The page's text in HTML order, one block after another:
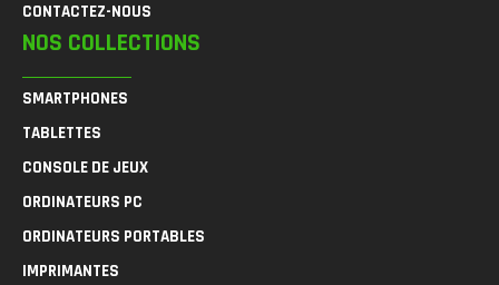
CONTACTEZ-NOUS
NOS COLLECTIONS
SMARTPHONES
TABLETTES
CONSOLE DE JEUX
ORDINATEURS PC
ORDINATEURS PORTABLES
IMPRIMANTES